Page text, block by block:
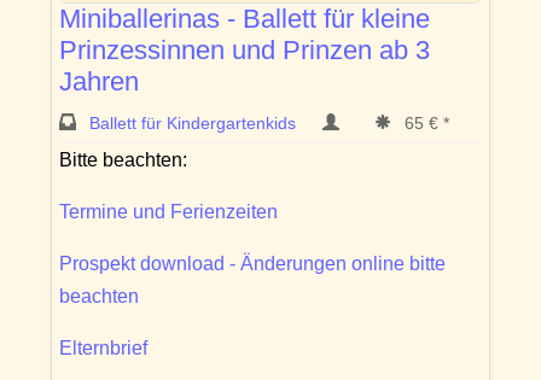
Miniballerinas - Ballett für kleine
Prinzessinnen und Prinzen ab 3
Jahren
Ballett für Kindergartenkids 65 € *
Bitte beachten:
Termine und Ferienzeiten
Prospekt download - Änderungen online bitte
beachten
Elternbrief